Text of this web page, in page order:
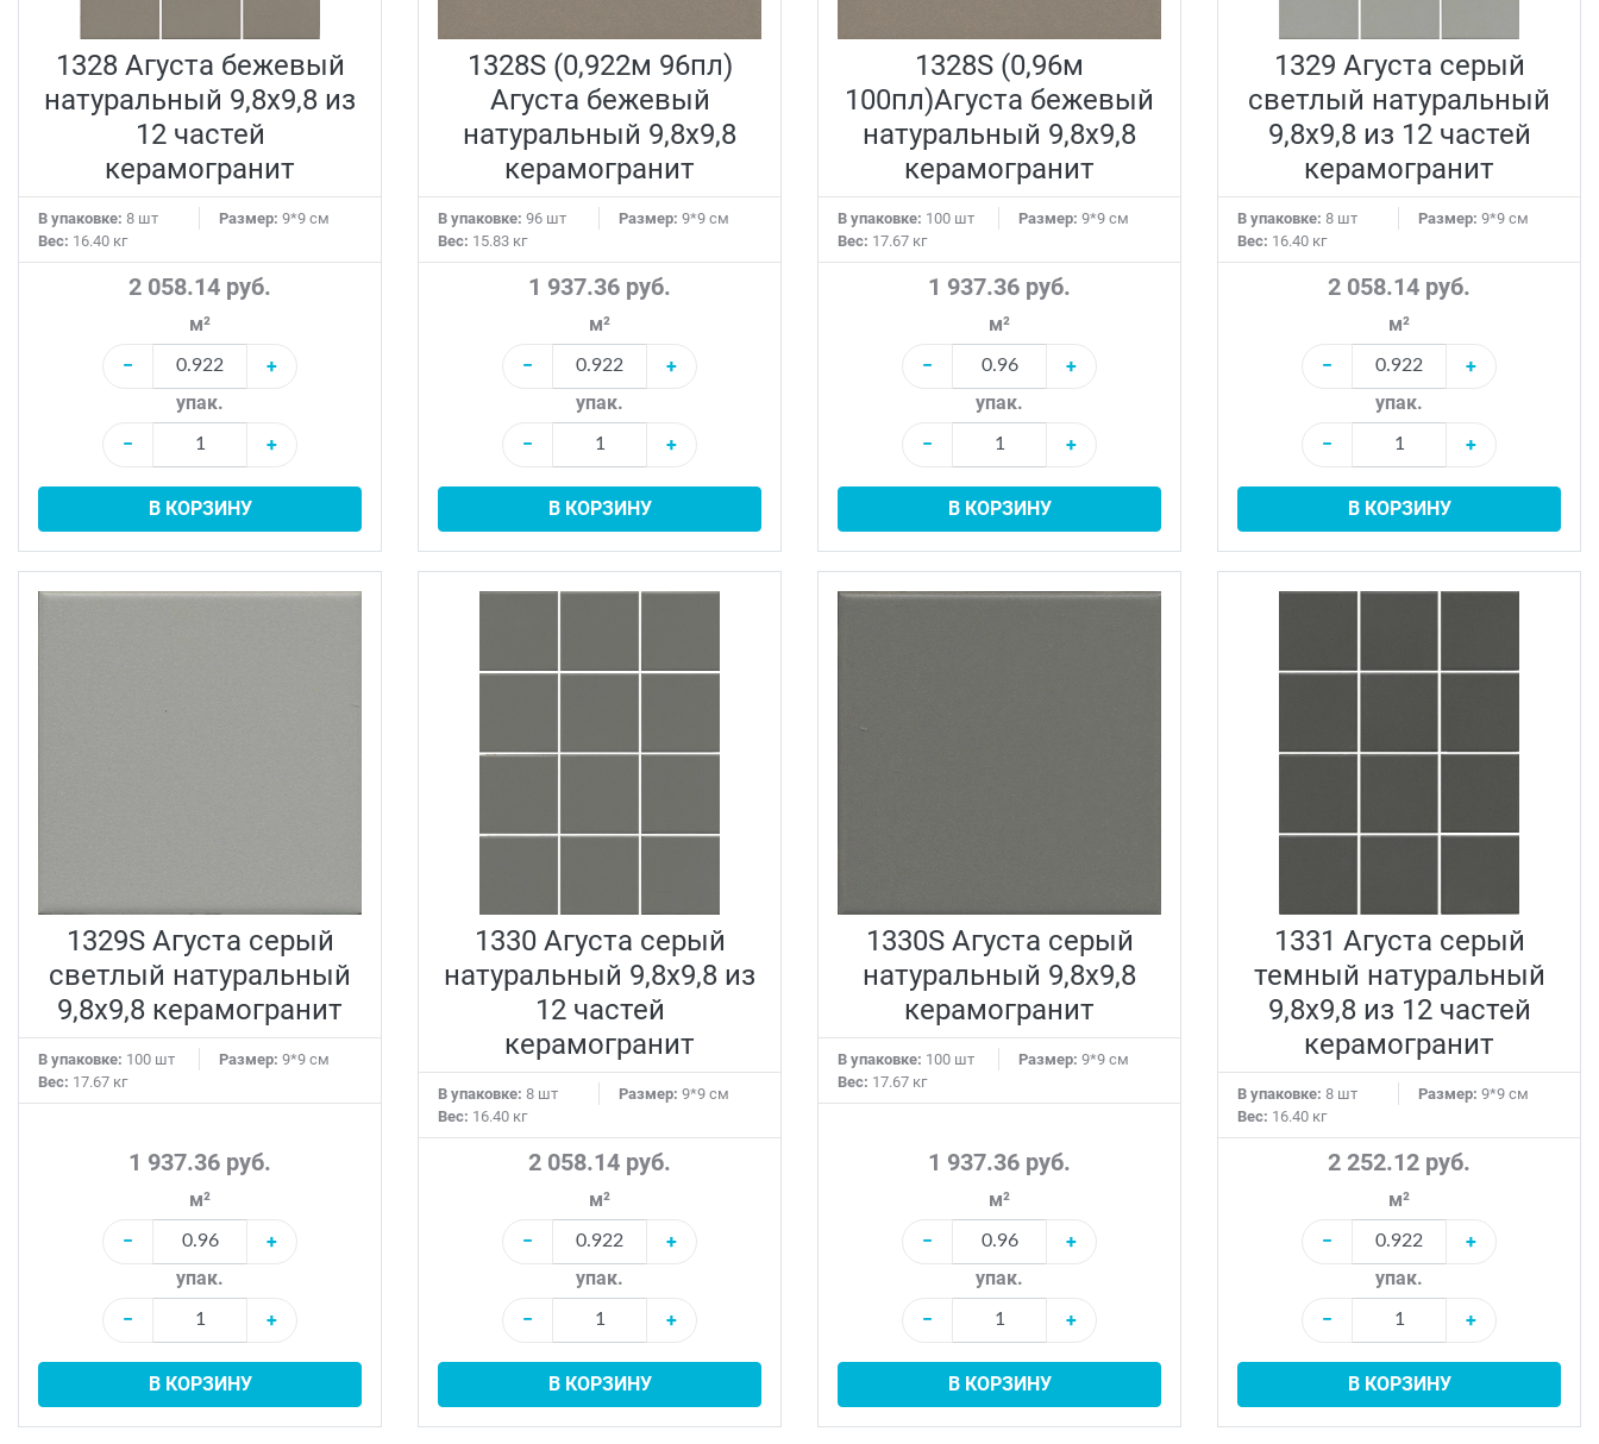
1328 Агуста бежевый
натуральный 9,8х9,8 из
12 частей
керамогранит
В упаковке: 8 шт Размер: 9*9 см
Вес: 16.40 кг
2 058.14 руб.
м²
−
+
упак.
−
+
В КОРЗИНУ
1328S (0,922м 96пл)
Агуста бежевый
натуральный 9,8х9,8
керамогранит
В упаковке: 96 шт Размер: 9*9 см
Вес: 15.83 кг
1 937.36 руб.
м²
−
+
упак.
−
+
В КОРЗИНУ
1328S (0,96м
100пл)Агуста бежевый
натуральный 9,8х9,8
керамогранит
В упаковке: 100 шт Размер: 9*9 см
Вес: 17.67 кг
1 937.36 руб.
м²
−
+
упак.
−
+
В КОРЗИНУ
1329 Агуста серый
светлый натуральный
9,8х9,8 из 12 частей
керамогранит
В упаковке: 8 шт Размер: 9*9 см
Вес: 16.40 кг
2 058.14 руб.
м²
−
+
упак.
−
+
В КОРЗИНУ
1329S Агуста серый
светлый натуральный
9,8х9,8 керамогранит
В упаковке: 100 шт Размер: 9*9 см
Вес: 17.67 кг
1 937.36 руб.
м²
−
+
упак.
−
+
В КОРЗИНУ
1330 Агуста серый
натуральный 9,8х9,8 из
12 частей
керамогранит
В упаковке: 8 шт Размер: 9*9 см
Вес: 16.40 кг
2 058.14 руб.
м²
−
+
упак.
−
+
В КОРЗИНУ
1330S Агуста серый
натуральный 9,8х9,8
керамогранит
В упаковке: 100 шт Размер: 9*9 см
Вес: 17.67 кг
1 937.36 руб.
м²
−
+
упак.
−
+
В КОРЗИНУ
1331 Агуста серый
темный натуральный
9,8х9,8 из 12 частей
керамогранит
В упаковке: 8 шт Размер: 9*9 см
Вес: 16.40 кг
2 252.12 руб.
м²
−
+
упак.
−
+
В КОРЗИНУ